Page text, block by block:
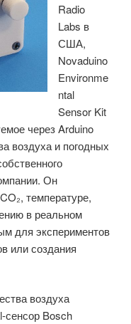
Radio
Labs в
США,
Novaduino
Environme
ntal
Sensor Kit
через Arduino
воздуха и погодных
Он
температуре,
в реальном
для экспериментов
или создания
воздуха
сенсор Bosch